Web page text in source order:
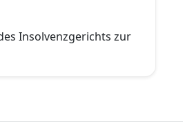
Insolvenzgerichts zur